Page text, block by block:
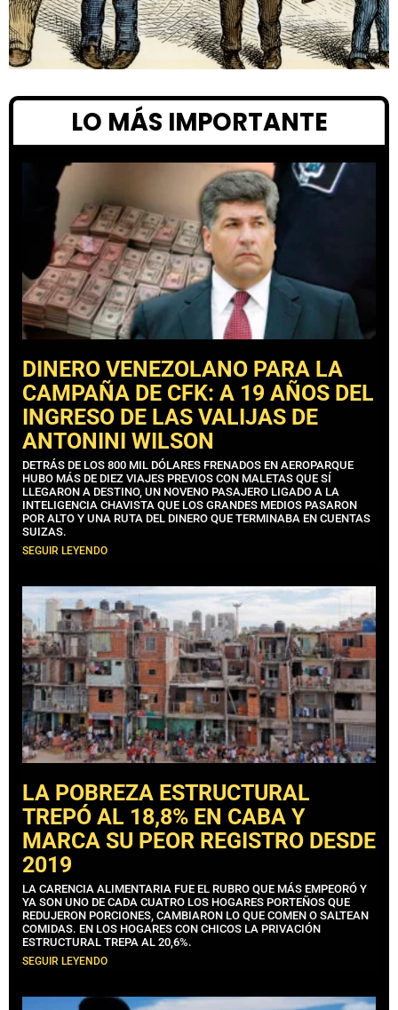
LO MÁS IMPORTANTE
DINERO VENEZOLANO PARA LA
CAMPAÑA DE CFK: A 19 AÑOS DEL
INGRESO DE LAS VALIJAS DE
ANTONINI WILSON
DETRÁS DE LOS 800 MIL DÓLARES FRENADOS EN AEROPARQUE
HUBO MÁS DE DIEZ VIAJES PREVIOS CON MALETAS QUE SÍ
LLEGARON A DESTINO, UN NOVENO PASAJERO LIGADO A LA
INTELIGENCIA CHAVISTA QUE LOS GRANDES MEDIOS PASARON
POR ALTO Y UNA RUTA DEL DINERO QUE TERMINABA EN CUENTAS
SUIZAS.
SEGUIR LEYENDO
LA POBREZA ESTRUCTURAL
TREPÓ AL 18,8% EN CABA Y
MARCA SU PEOR REGISTRO DESDE
2019
LA CARENCIA ALIMENTARIA FUE EL RUBRO QUE MÁS EMPEORÓ Y
YA SON UNO DE CADA CUATRO LOS HOGARES PORTEÑOS QUE
REDUJERON PORCIONES, CAMBIARON LO QUE COMEN O SALTEAN
COMIDAS. EN LOS HOGARES CON CHICOS LA PRIVACIÓN
ESTRUCTURAL TREPA AL 20,6%.
SEGUIR LEYENDO